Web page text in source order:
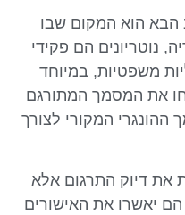
הוא המקום שבו
נוטריונים הם פקידי
משפטיות, במיוחד
את המסמך המתורגם
ההונגרי המקורי לצורך
את דיוק התרגום אלא
יאשרו את האישורים